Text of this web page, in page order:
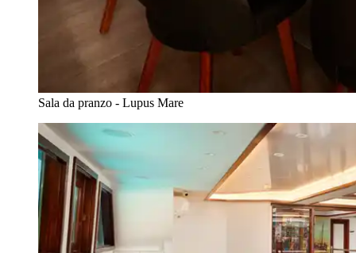
Sala da pranzo - Lupus Mare